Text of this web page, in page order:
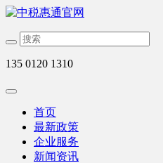
135 0120 1310
首页
最新政策
企业服务
新闻资讯